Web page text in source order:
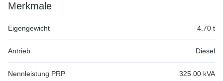
Merkmale
Eigengewicht 4.70 t
Antrieb Diesel
Nennleistung PRP 325.00 kVA